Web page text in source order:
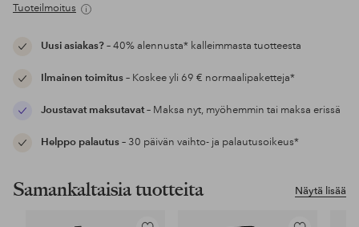
Tuoteilmoitus
Uusi asiakas?– 40% alennusta* kalleimmasta tuotteesta
Ilmainen toimitus– Koskee yli 69 € normaalipaketteja*
Joustavat maksutavat– Maksa nyt, myöhemmin tai maksa erissä
Helppo palautus– 30 päivän vaihto- ja palautusoikeus*
Näytä lisää
Samankaltaisia tuotteita